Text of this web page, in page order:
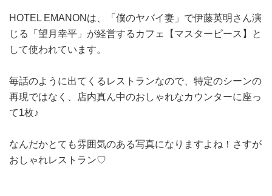
HOTEL EMANONは、「僕のヤバイ妻」で伊藤英明さん演
じる「 望月幸平 」が経営するカフェ【マスターピース】と
して使われています。
毎話のように出てくるレストランなので、特定のシーンの
再現ではなく、店内真ん中のおしゃれなカウンターに座っ
て1枚♪
なんだかとても雰囲気のある写真になりますよね！さすが
おしゃれレストラン♡